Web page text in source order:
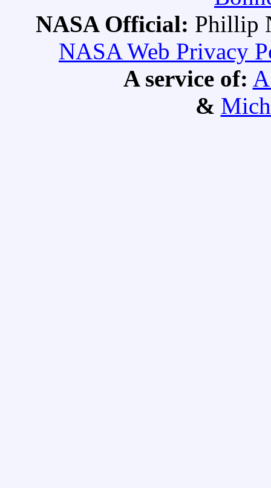
NASA Official: Phillip
NASA Web Privacy
A service of:
&